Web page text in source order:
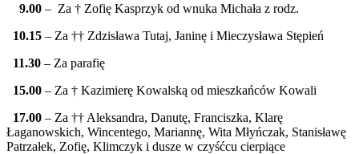
9.00 – Za † Zofię Kasprzyk od wnuka Michała z rodz.
10.15 – Za †† Zdzisława Tutaj, Janinę i Mieczysława Stępień
11.30 – Za parafię
15.00 – Za † Kazimierę Kowalską od mieszkańców Kowali
17.00 – Za †† Aleksandra, Danutę, Franciszka, Klarę
Łaganowskich, Wincentego, Mariannę, Wita Młyńczak, Stanisławę
Patrzałek, Zofię, Klimczyk i dusze w czyśćcu cierpiące